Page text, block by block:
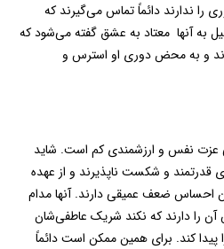
را ندارند دائماً تماس می‌گیرند که
به آنها معتاد به عشق گفته می‌شود که
و به محض دوری او استرس و
نفس و ارزشمندی کم است. شاید
قدرتمند و شکست ناپذیرند و از عهده
احساس ضعف عمیقی دارند. آنها مدام
را دارند که نکند شریک عاطفی‌شان
پیدا کند. برای همین ممکن است دائماً